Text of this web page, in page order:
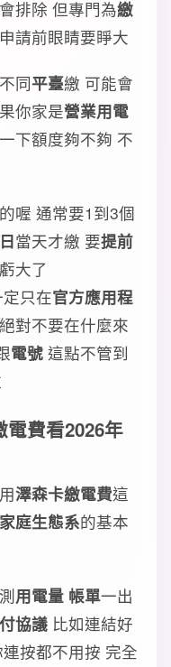
排除 但專門為繳
請前眼睛要睜大
同平臺繳 可能會
你家是營業用電
下額度夠不夠 不
喔 通常要1到3個
當天才繳 要提前
大了
只在官方應用程
對不要在什麼來
電號 這點不管到
費看2026年
澤森卡繳電費這
庭生態系的基本
用電量 帳單一出
協議 比如連結好
按都不用按 完全